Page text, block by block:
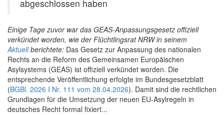
abgeschlossen haben
Einige Tage zuvor war das GEAS-Anpassungsgesetz offiziell
verkündet worden, wie der Flüchtlingsrat NRW in seinem
Aktuellberichtete: Das Gesetz zur Anpassung des nationalen
Rechts an die Reform des Gemeinsamen Europäischen
Asylsystems (GEAS) ist offiziell verkündet worden. Die
entsprechende Veröffentlichung erfolgte im Bundesgesetzblatt
(BGBl. 2026 I Nr. 111 vom 28.04.2026). Damit sind die rechtlichen
Grundlagen für die Umsetzung der neuen EU-Asylregeln in
deutsches Recht formal fixiert...